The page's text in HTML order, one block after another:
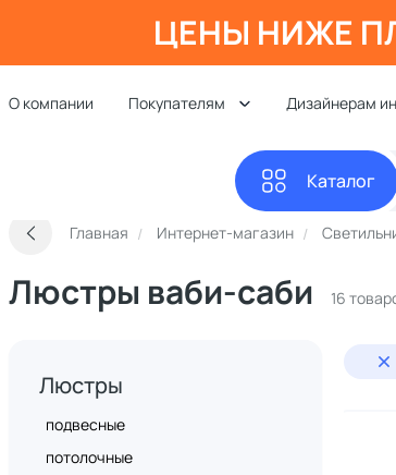
ЦЕНЫ НИЖЕ
О компании Покупателям Дизайнерам
Каталог
Главная Интернет-магазин
Люстры ваби-саби 16
Люстры
подвесные
потолочные